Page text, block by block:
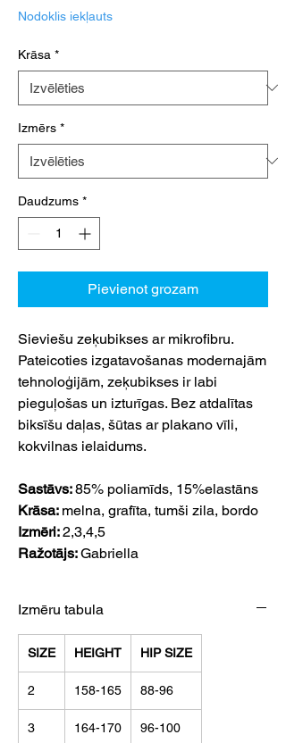
Nodoklis iekļauts
Krāsa *
Izmērs *
Daudzums *
Pievienot grozam
Sieviešu zeķubikses ar mikrofibru.
Pateicoties izgatavošanas modernajām
tehnoloģijām, zeķubikses ir labi
pieguļošas un izturīgas. Bez atdalītas
biksīšu daļas, šūtas ar plakano vīli,
kokvilnas ielaidums.
Sastāvs:85% poliamīds, 15%elastāns
Krāsa: melna, grafīta, tumši zila, bordo
Izmēri:2,3,4,5
Ražotājs:Gabriella
Izmēru tabula
SIZE HEIGHT HIP SIZE
2 158-165 88-96
3 164-170 96-100